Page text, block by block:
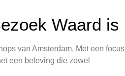
Waard is
van Amsterdam. Met een focus
een beleving die zowel